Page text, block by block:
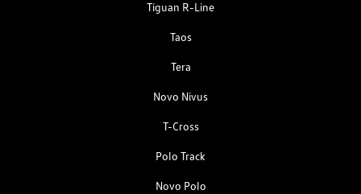
Tiguan R-Line
Taos
Tera
Novo Nivus
T-Cross
Polo Track
Novo Polo